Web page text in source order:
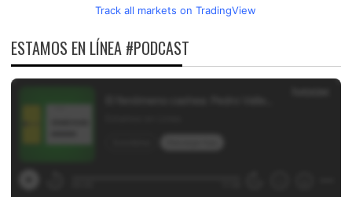
Track all markets on TradingView
ESTAMOS EN LÍNEA #PODCAST